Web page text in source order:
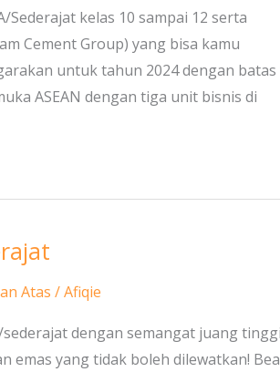
Sederajat kelas 10 sampai 12 serta
Cement Group) yang bisa kamu
untuk tahun 2024 dengan
ASEAN dengan tiga unit bisnis di
Atas /Afiqie
sederajat dengan semangat juang
yang tidak boleh dilewatkan!